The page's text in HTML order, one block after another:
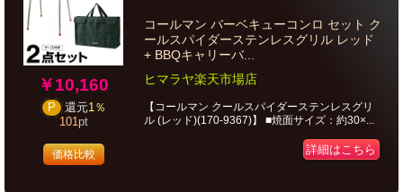
￥10,160
P 還元1％
101 pt
価格比較
コールマン バーベキューコンロ セット ク
ールスパイダーステンレスグリル レッド
+ BBQキャリーバ...
ヒマラヤ楽天市場店
【コールマン クールスパイダーステンレスグリ
ル (レッド)(170-9367)】 ■焼面サイズ：約30×...
詳細はこちら